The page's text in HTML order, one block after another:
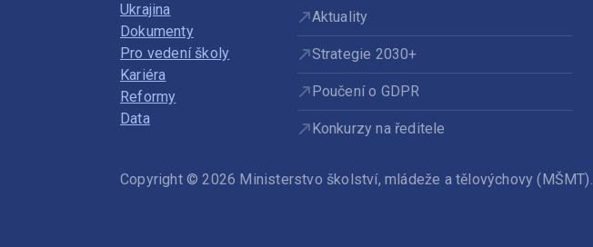
Ukrajina
Dokumenty
Pro vedení školy
Kariéra
Reformy
Data
Aktuality
Strategie 2030+
Poučení o GDPR
Konkurzy na ředitele
Copyright © 2026 Ministerstvo školství, mládeže a tělovýchovy (MŠMT).